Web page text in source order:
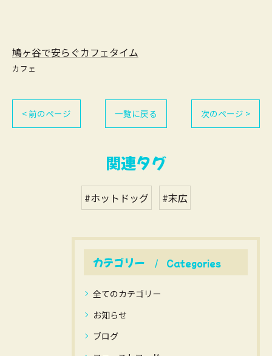
鳩ヶ谷で安らぐカフェタイム
カフェ
< 前のページ 一覧に戻る 次のページ >
関連タグ
#ホットドッグ #末広
カテゴリー Categories
全てのカテゴリー
お知らせ
ブログ